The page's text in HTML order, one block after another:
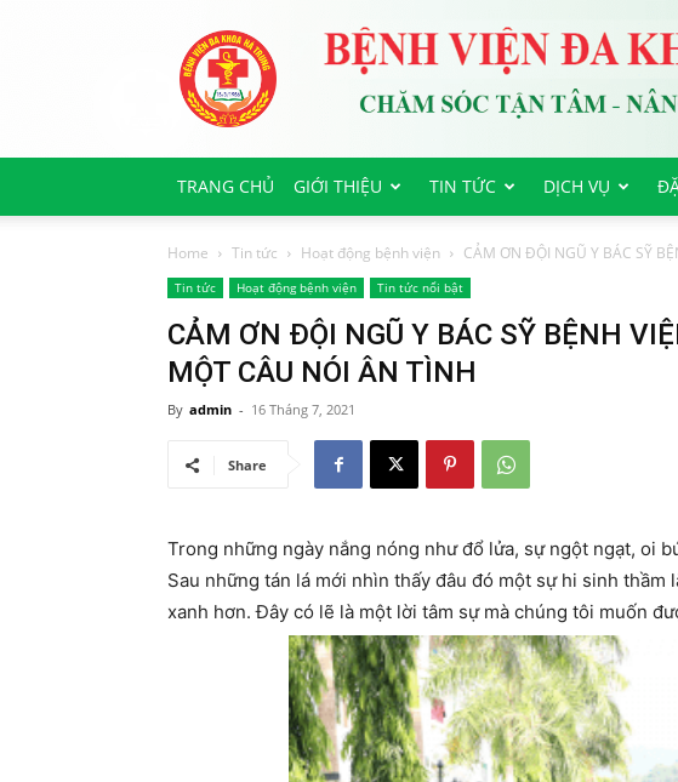
Bệnh
viện
Đa
Khoa
Trung
TRANG CHỦ
GIỚI THIỆU TIN TỨC DỊCH VỤ
Home Tin tức Hoạt động bệnh viện CẢM ƠN ĐỘI NGŨ Y BÁC SỸ
Tin tức Hoạt động bệnh viện Tin tức nổi bật
CẢM ƠN ĐỘI NGŨ Y BÁC SỸ BỆNH
MỘT CÂU NÓI ÂN TÌNH
By admin - 16 Tháng 7, 2021
Share
Trong những ngày nắng nóng như đổ lửa, sự ngột ngạt, oi
Sau những tán lá mới nhìn thấy đâu đó một sự hi sinh
xanh hơn. Đây có lẽ là một lời tâm sự mà chúng tôi muốn